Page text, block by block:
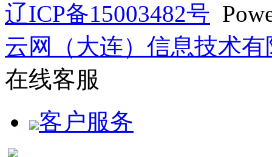
辽ICP备15003482号
云网（大连）信息技术有
在线客服
客户服务